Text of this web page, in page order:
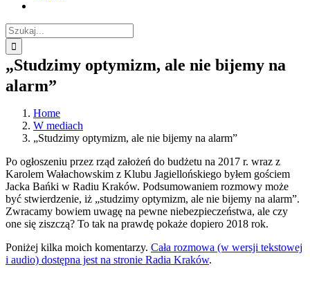
Szukaj
„Studzimy optymizm, ale nie bijemy na
alarm”
Home
W mediach
„Studzimy optymizm, ale nie bijemy na alarm”
Po ogłoszeniu przez rząd założeń do budżetu na 2017 r. wraz z
Karolem Wałachowskim z Klubu Jagiellońskiego byłem gościem
Jacka Bańki w Radiu Kraków. Podsumowaniem rozmowy może
być stwierdzenie, iż „studzimy optymizm, ale nie bijemy na alarm”.
Zwracamy bowiem uwagę na pewne niebezpieczeństwa, ale czy
one się ziszczą? To tak na prawdę pokaże dopiero 2018 rok.
Poniżej kilka moich komentarzy. Cała rozmowa (w wersji tekstowej
i audio) dostępna jest na stronie Radia Kraków.